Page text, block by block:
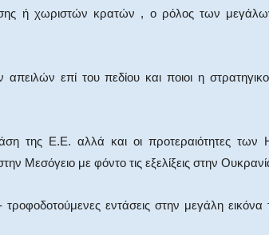
ή χωριστών κρατών , ο ρόλος των
επί του πεδίου και ποιοι η
της Ε.Ε. αλλά και οι προτεραιότητες των
Μεσόγειο με φόντο τις εξελίξεις στην
εντάσεις στην μεγάλη